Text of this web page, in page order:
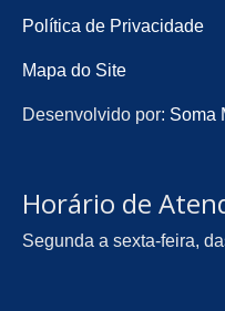
Política de Privacidade
Mapa do Site
Desenvolvido por: Soma
Horário de
Segunda a sexta-feira,